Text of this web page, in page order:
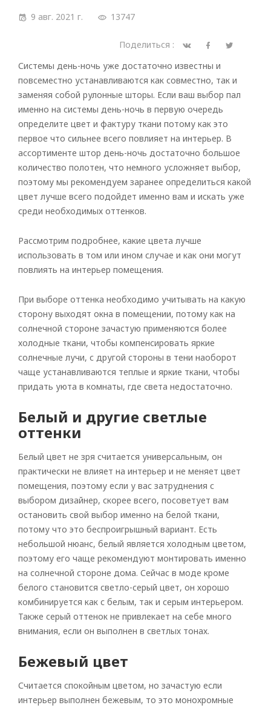
9 авг. 2021 г. 13747
Поделиться :
Системы день-ночь уже достаточно известны и
повсеместно устанавливаются как совместно, так и
заменяя собой рулонные шторы. Если ваш выбор пал
именно на системы день-ночь в первую очередь
определите цвет и фактуру ткани потому как это
первое что сильнее всего повлияет на интерьер. В
ассортименте штор день-ночь достаточно большое
количество полотен, что немного усложняет выбор,
поэтому мы рекомендуем заранее определиться какой
цвет лучше всего подойдет именно вам и искать уже
среди необходимых оттенков.
Рассмотрим подробнее, какие цвета лучше
использовать в том или ином случае и как они могут
повлиять на интерьер помещения.
При выборе оттенка необходимо учитывать на какую
сторону выходят окна в помещении, потому как на
солнечной стороне зачастую применяются более
холодные ткани, чтобы компенсировать яркие
солнечные лучи, с другой стороны в тени наоборот
чаще устанавливаются теплые и яркие ткани, чтобы
придать уюта в комнаты, где света недостаточно.
Белый и другие светлые
оттенки
Белый цвет не зря считается универсальным, он
практически не влияет на интерьер и не меняет цвет
помещения, поэтому если у вас затруднения с
выбором дизайнер, скорее всего, посоветует вам
остановить свой выбор именно на белой ткани,
потому что это беспроигрышный вариант. Есть
небольшой нюанс, белый является холодным цветом,
поэтому его чаще рекомендуют монтировать именно
на солнечной стороне дома. Сейчас в моде кроме
белого становится светло-серый цвет, он хорошо
комбинируется как с белым, так и серым интерьером.
Также серый оттенок не привлекает на себе много
внимания, если он выполнен в светлых тонах.
Бежевый цвет
Считается спокойным цветом, но зачастую если
интерьер выполнен бежевым, то это монохромные